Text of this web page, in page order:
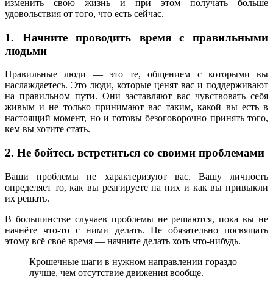
изменить свою жизнь и при этом получать больше
удовольствия от того, что есть сейчас.
1. Начните проводить время с правильными
людьми
Правильные люди — это те, общением с которыми вы
наслаждаетесь. Это люди, которые ценят вас и поддерживают
на правильном пути. Они заставляют вас чувствовать себя
живым и не только принимают вас таким, какой вы есть в
настоящий момент, но и готовы безоговорочно принять того,
кем вы хотите стать.
2. Не бойтесь встретиться со своими проблемами
Ваши проблемы не характеризуют вас. Вашу личность
определяет то, как вы реагируете на них и как вы привыкли
их решать.
В большинстве случаев проблемы не решаются, пока вы не
начнёте что-то с ними делать. Не обязательно посвящать
этому всё своё время — начните делать хоть что-нибудь.
Крошечные шаги в нужном направлении гораздо
лучше, чем отсутствие движения вообще.